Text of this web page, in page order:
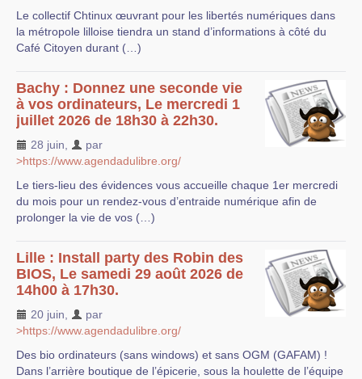
Le collectif Chtinux œuvrant pour les libertés numériques dans
la métropole lilloise tiendra un stand d’informations à côté du
Café Citoyen durant (…)
Bachy : Donnez une seconde vie
à vos ordinateurs, Le mercredi 1
juillet 2026 de 18h30 à 22h30.
28 juin
par
>https://www.agendadulibre.org/
Le tiers-lieu des évidences vous accueille chaque 1er mercredi
du mois pour un rendez-vous d’entraide numérique afin de
prolonger la vie de vos (…)
Lille : Install party des Robin des
BIOS, Le samedi 29 août 2026 de
14h00 à 17h30.
20 juin
par
>https://www.agendadulibre.org/
Des bio ordinateurs (sans windows) et sans OGM (GAFAM) !
Dans l’arrière boutique de l’épicerie, sous la houlette de l’équipe